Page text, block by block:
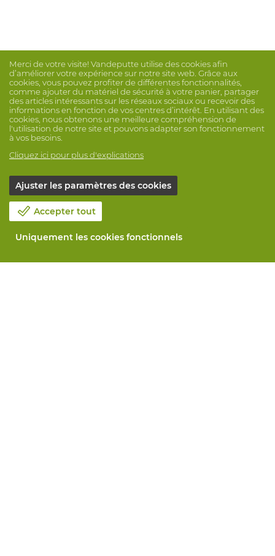
Merci de votre visite! Vandeputte utilise des cookies afin
d’améliorer votre expérience sur notre site web. Grâce aux
cookies, vous pouvez profiter de différentes fonctionnalités,
comme ajouter du matériel de sécurité à votre panier, partager
des articles intéressants sur les réseaux sociaux ou recevoir des
informations en fonction de vos centres d’intérêt. En utilisant des
cookies, nous obtenons une meilleure compréhension de
l'utilisation de notre site et pouvons adapter son fonctionnement
à vos besoins.
Cliquez ici pour plus d'explications
Ajuster les paramètres des cookies
Accepter tout
Uniquement les cookies fonctionnels